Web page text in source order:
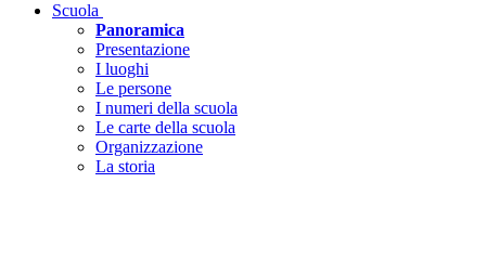
Scuola
Panoramica
Presentazione
I luoghi
Le persone
I numeri della scuola
Le carte della scuola
Organizzazione
La storia